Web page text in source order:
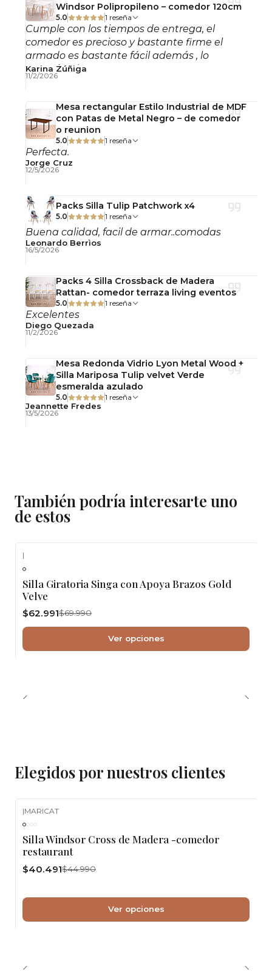
normalmente corresponden a este tipo de silla; si
deseas puedo ajustarlas cuando las tengas
exactas)
Altura total:
Ancho total:55–60 cm
Profundidad: 55–60 cm
Diámetro del asiento:
40–45 cm
Características Adicionales
Ruedas de alta movilidad
Acolchado confortable para uso prolongado
Diseño decorativo ideal para home office
Fácil de limpiar
Windsor Polipropileno – comedor 120cm
5.0 1 reseña
Cumple con los tiempos de entrega, el
comedor es precioso y bastante firme el
armado es bastante fácil además , lo
recomiendo!
Karina Zúñiga
11/2/2026
Mesa rectangular Estilo Industrial de MDF
con Patas de Metal Negro – de comedor
o reunion
5.0 1 reseña
Perfecta.
Jorge Cruz
12/5/2026
Packs Silla Tulip Patchwork x4
5.0 1 reseña
Buena calidad, facil de armar..comodas
Leonardo Berrìos
16/5/2026
Packs 4 Silla Crossback de Madera
Rattan- comedor terraza living eventos
5.0 1 reseña
Excelentes
Diego Quezada
11/2/2026
Mesa Redonda Vidrio Lyon Metal Wood +
Silla Mariposa Tulip velvet Verde
esmeralda azulado
5.0 1 reseña
Jeannette Fredes
13/5/2026
También podría interesarte uno
de estos
|
Silla Giratoria Singa con Apoya Brazos Gold
Velve
$62.991$69.990
Ver opciones
Elegidos por nuestros clientes
|MARICAT
Silla Windsor Cross de Madera -comedor
restaurant
$40.491$44.990
Ver opciones